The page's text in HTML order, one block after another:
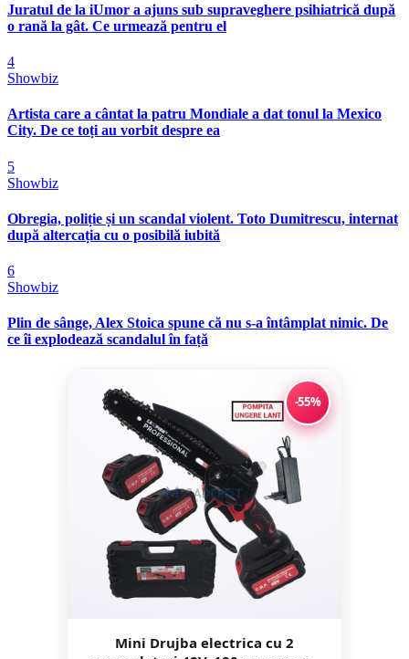
Juratul de la iUmor a ajuns sub supraveghere psihiatrică după
o rană la gât. Ce urmează pentru el
4
Showbiz
Artista care a cântat la patru Mondiale a dat tonul la Mexico
City. De ce toți au vorbit despre ea
5
Showbiz
Obregia, poliție și un scandal violent. Toto Dumitrescu, internat
după altercația cu o posibilă iubită
6
Showbiz
Plin de sânge, Alex Stoica spune că nu s-a întâmplat nimic. De
ce îi explodează scandalul în față
-55%
Mini Drujba electrica cu 2